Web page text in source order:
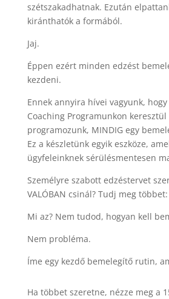
szétszakadhatnak. Ezután
kiránthatók a formából.
Jaj.
Éppen ezért minden edzést
kezdeni.
Ennek annyira hívei vagyunk,
Coaching Programunkon keresztül
programozunk, MINDIG egy
Ez a készletünk egyik eszköze,
ügyfeleinknek sérülésmentesen
Személyre szabott edzéstervet
VALÓBAN csinál? Tudj meg többet:
Mi az? Nem tudod, hogyan kell
Nem probléma.
Íme egy kezdő bemelegítő rutin,
Ha többet szeretne, nézze meg a